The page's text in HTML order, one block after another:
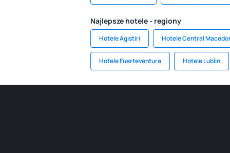
Najlepsze hotele - regiony
Hotele Agistiri Hotele Central
Hotele Fuerteventura Hotele Lublin